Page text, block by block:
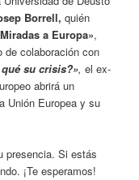
Borrell, quién
a Europa»,
de colaboración con
su crisis?»,el ex-
abrirá un
Unión Europea y su
presencia. Si estás
¡Te esperamos!